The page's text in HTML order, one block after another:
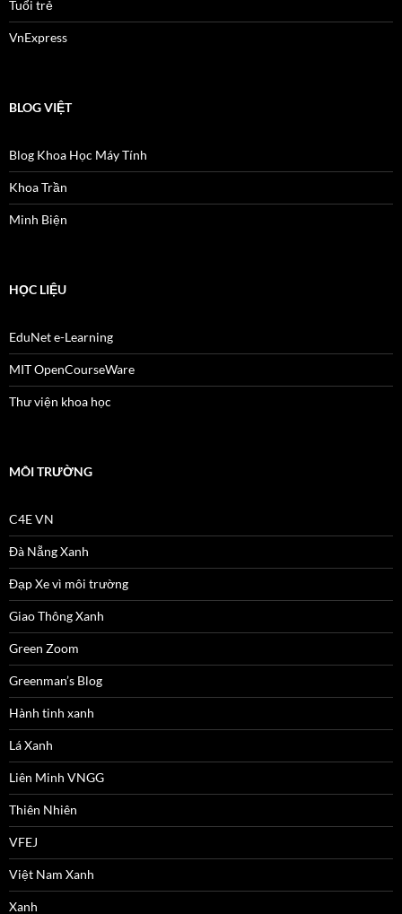
Tuổi trẻ
VnExpress
BLOG VIỆT
Blog Khoa Học Máy Tính
Khoa Trần
Minh Biện
HỌC LIỆU
EduNet e-Learning
MIT OpenCourseWare
Thư viện khoa học
MÔI TRƯỜNG
C4E VN
Đà Nẵng Xanh
Đạp Xe vì môi trường
Giao Thông Xanh
Green Zoom
Greenman’s Blog
Hành tinh xanh
Lá Xanh
Liên Minh VNGG
Thiên Nhiên
VFEJ
Việt Nam Xanh
Xanh